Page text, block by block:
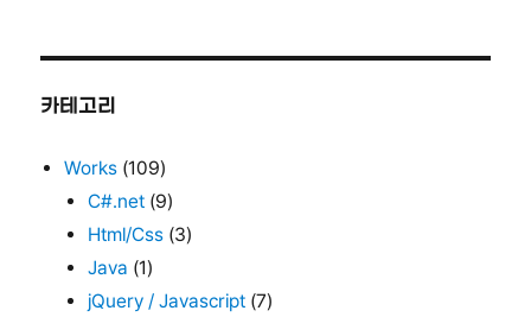
카테고리
Works (109)
C#.net (9)
Html/Css (3)
Java (1)
jQuery / Javascript (7)